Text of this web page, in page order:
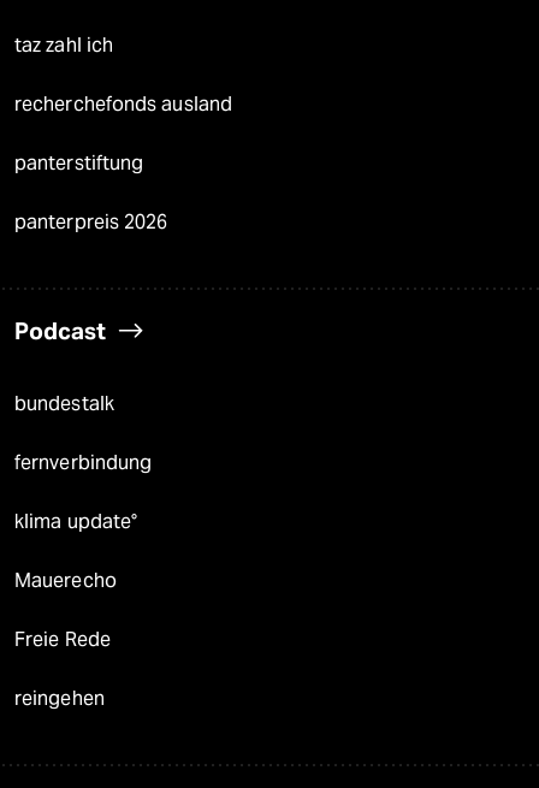
taz zahl ich
recherchefonds ausland
panterstiftung
panterpreis 2026
Podcast
bundestalk
fernverbindung
klima update°
Mauerecho
Freie Rede
reingehen